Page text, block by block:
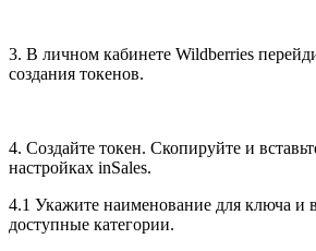
3. В личном кабинете Wildberries
создания токенов.
4. Создайте токен. Скопируйте и
настройках inSales.
4.1 Укажите наименование для ключа и
доступные категории.